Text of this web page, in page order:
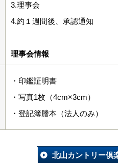
3.理事会
4.約１週間後、承認通知
理事会情報
・印鑑証明書
・写真1枚（4cm×3cm）
・登記簿謄本（法人のみ）
北山カントリー倶